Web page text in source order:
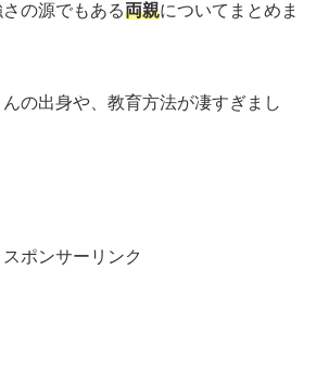
の源でもある両親についてまとめま
の出身や、教育方法が凄すぎまし
スポンサーリンク